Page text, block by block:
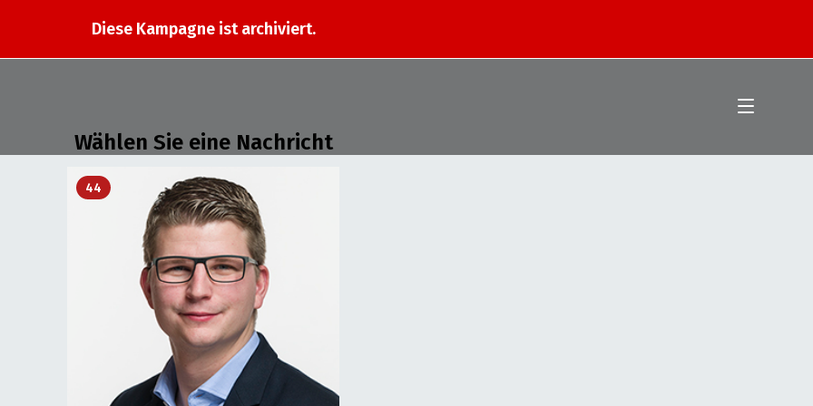
Diese Kampagne ist archiviert.
Wählen Sie eine Nachricht
44